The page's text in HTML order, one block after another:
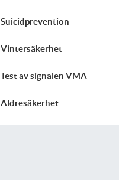
Suicidprevention
Vintersäkerhet
Test av signalen VMA
Äldresäkerhet